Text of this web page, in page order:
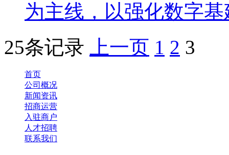
为主线，以强化数字基
25条记录
上一页 1 2 3
首页
公司概况
新闻资讯
招商运营
入驻商户
人才招聘
联系我们